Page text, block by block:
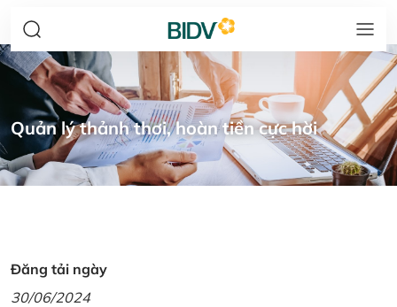
Quản lý thảnh thơi, hoàn tiền cực hời
Đăng tải ngày
30/06/2024